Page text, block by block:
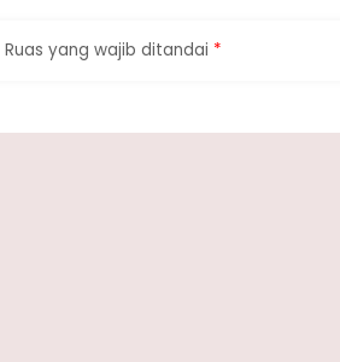
Ruas yang wajib ditandai *